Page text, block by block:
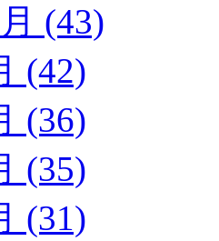
(43)
(42)
(36)
(35)
(31)